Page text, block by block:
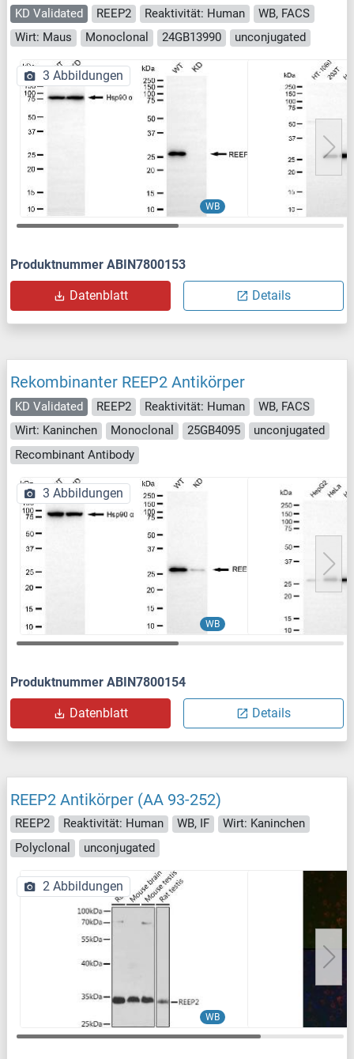
KD Validated REEP2 Reaktivität: Human
WB, FACS
Wirt: Maus
Monoclonal 24GB13990 unconjugated
WB
3 Abbildungen
Produktnummer ABIN7800153
Datenblatt Details
Rekombinanter REEP2 Antikörper
KD Validated REEP2 Reaktivität: Human
WB, FACS
Wirt: Kaninchen
Monoclonal 25GB4095
unconjugated
Recombinant Antibody
WB
3 Abbildungen
Produktnummer ABIN7800154
Datenblatt Details
REEP2 Antikörper (AA 93-252)
REEP2 Reaktivität: Human WB, IF
Wirt: Kaninchen
Polyclonal
unconjugated
WB
2 Abbildungen